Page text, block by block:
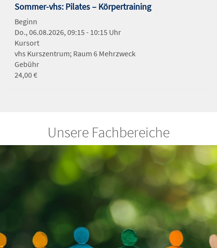
Sommer-vhs: Pilates – Körpertraining
Beginn
Do., 06.08.2026, 09:15 - 10:15 Uhr
Kursort
vhs Kurszentrum; Raum 6 Mehrzweck
Gebühr
24,00 €
Unsere Fachbereiche